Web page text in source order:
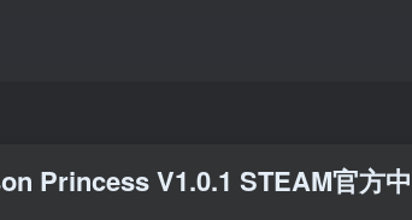
Princess V1.0.1 STEAM官方